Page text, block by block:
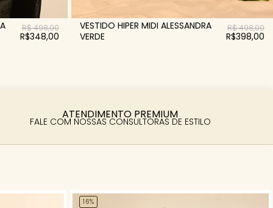
R$ 498,00
R$348,00
VESTIDO HIPER MIDI ALESSANDRA
VERDE
R$ 498,00
R$398,00
ATENDIMENTO PREMIUM
FALE COM NOSSAS CONSULTORAS DE ESTILO
16%